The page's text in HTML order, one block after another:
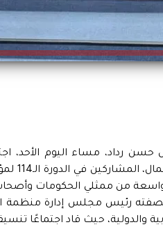
رداد، مساء اليوم الأحد،
العربية
واسعة من ممثلي الحكومات
رئيس مجلس إدارة منظمة
والدولية، حيث قاد اجتماعًا